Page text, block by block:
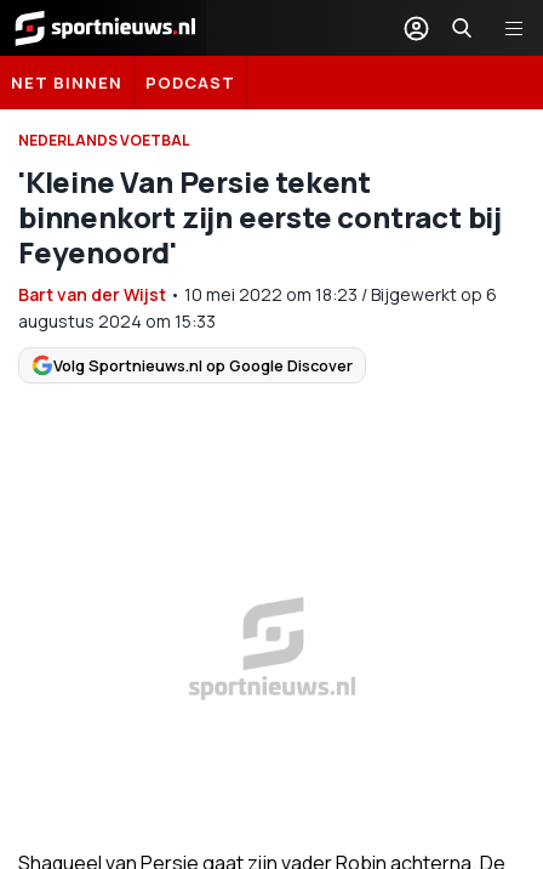
Sportnieuws.nl
NET BINNEN PODCAST
NEDERLANDS VOETBAL
'Kleine Van Persie tekent
binnenkort zijn eerste contract bij
Feyenoord'
Bart van der Wijst • 10 mei 2022 om 18:23 /Bijgewerkt op 6
augustus 2024 om 15:33
Volg Sportnieuws.nl op Google Discover
Shaqueel van Persie gaat zijn vader Robin achterna. De